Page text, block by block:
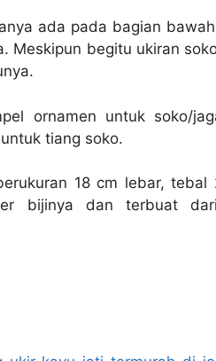
ada pada bagian
Meskipun begitu ukiran
ornamen untuk soko/
tiang soko.
18 cm lebar,
bijinya dan terbuat